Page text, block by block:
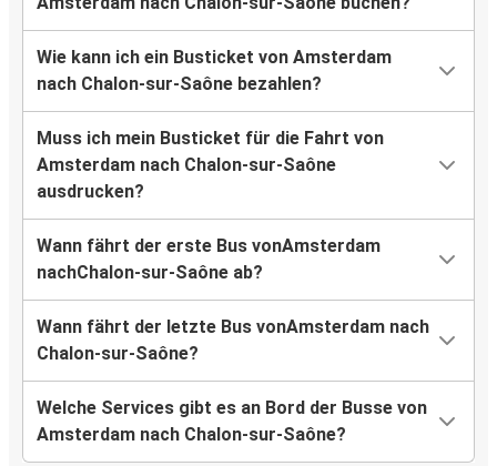
Wie kann ich ein Busticket von Amsterdam
nach Chalon-sur-Saône bezahlen?
Muss ich mein Busticket für die Fahrt von
Amsterdam nach Chalon-sur-Saône
ausdrucken?
Wann fährt der erste Bus vonAmsterdam
nachChalon-sur-Saône ab?
Wann fährt der letzte Bus vonAmsterdam nach
Chalon-sur-Saône?
Welche Services gibt es an Bord der Busse von
Amsterdam nach Chalon-sur-Saône?